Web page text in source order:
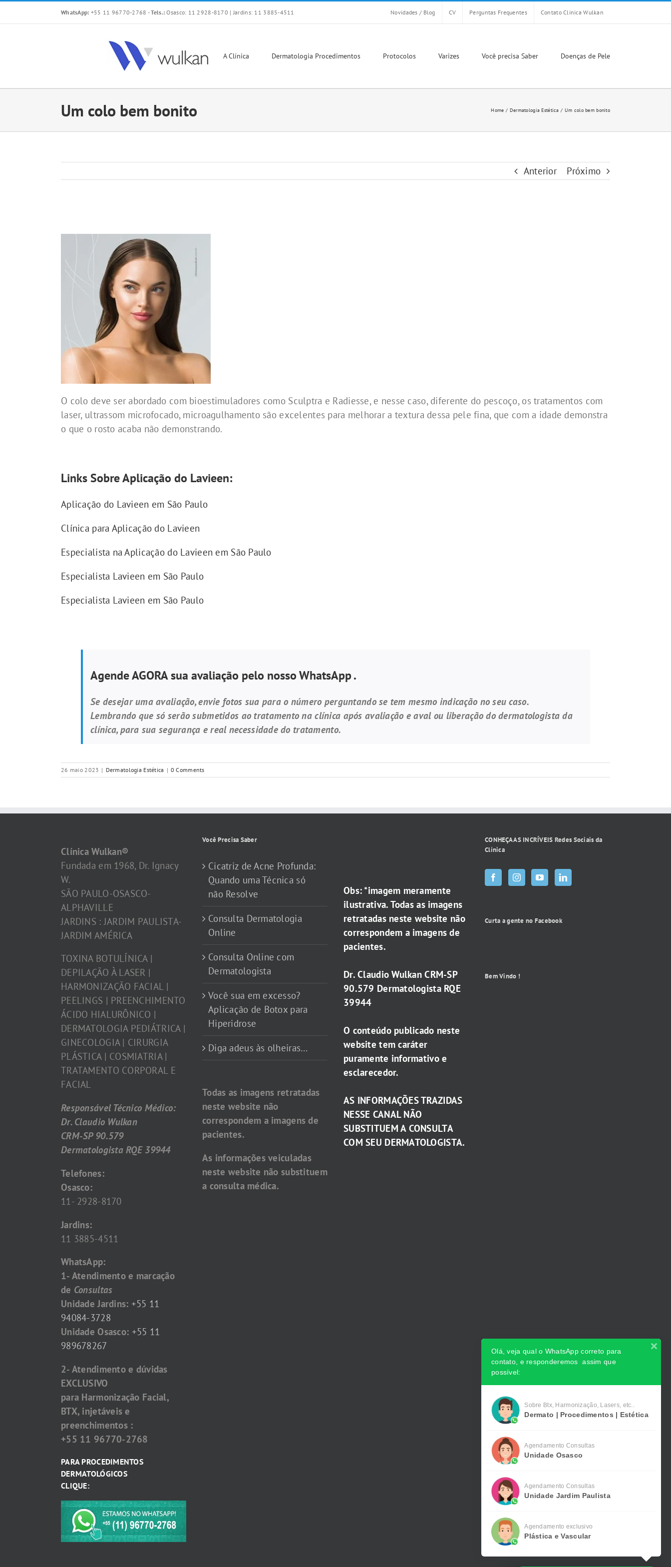
to
WhatsApp: +55 11 96770-2768 -Tels.: Osasco: 11 2928-8170 | Jardins: 11 3885-4511 Novidades / Blog CV Perguntas Frequentes Contato Clinica Wulkan
A Clínica Dermatologia Procedimentos Protocolos Varizes Você precisa Saber Doenças de Pele
Um colo bem bonito Home Dermatologia Estética Um colo bem bonito
Anterior Próximo
O colo deve ser abordado com bioestimuladores como Sculptra e Radiesse, e nesse caso, diferente do pescoço, os tratamentos com
laser, ultrassom microfocado, microagulhamento são excelentes para melhorar a textura dessa pele fina, que com a idade demonstra
o que o rosto acaba não demonstrando.
Links Sobre Aplicação do Lavieen:
Aplicação do Lavieen em São Paulo
Clínica para Aplicação do Lavieen
Especialista na Aplicação do Lavieen em São Paulo
Especialista Lavieen em São Paulo
Especialista Lavieen em São Paulo
Agende AGORA sua avaliação pelo nosso WhatsApp .
Se desejar uma avaliação, envie fotos sua para o número perguntando se tem mesmo indicação no seu caso.
Lembrando que só serão submetidos ao tratamento na clínica após avaliação e aval ou liberação do dermatologista da
clínica, para sua segurança e real necessidade do tratamento.
26 maio 2023 | Dermatologia Estética | 0 Comments
Clínica Wulkan®
Fundada em 1968, Dr. Ignacy
W.
SÃO PAULO-OSASCO-
ALPHAVILLE
JARDINS : JARDIM PAULISTA-
JARDIM AMÉRICA
TOXINA BOTULÍNICA |
DEPILAÇÃO À LASER |
HARMONIZAÇÃO FACIAL |
PEELINGS | PREENCHIMENTO
ÁCIDO HIALURÔNICO |
DERMATOLOGIA PEDIÁTRICA |
GINECOLOGIA | CIRURGIA
PLÁSTICA | COSMIATRIA |
TRATAMENTO CORPORAL E
FACIAL
Responsável Técnico Médico:
Dr. Claudio Wulkan
CRM-SP 90.579
Dermatologista RQE 39944
Telefones:
Osasco:
11- 2928-8170
Jardins:
11 3885-4511
WhatsApp:
1- Atendimento e marcação
de Consultas
Unidade Jardins: +55 11
94084-3728
Unidade Osasco: +55 11
989678267
2- Atendimento e dúvidas
EXCLUSIVO
para Harmonização Facial,
BTX, injetáveis e
preenchimentos :
+55 11 96770-2768
PARA PROCEDIMENTOS
DERMATOLÓGICOS
CLIQUE:
Você Precisa Saber
Cicatriz de Acne Profunda:
Quando uma Técnica só
não Resolve
Consulta Dermatologia
Online
Consulta Online com
Dermatologista
Você sua em excesso?
Aplicação de Botox para
Hiperidrose
Diga adeus às olheiras…
Todas as imagens retratadas
neste website não
correspondem a imagens de
pacientes.
As informações veiculadas
neste website não substituem
a consulta médica.
Obs: *imagem meramente
ilustrativa. Todas as imagens
retratadas neste website não
correspondem a imagens de
pacientes.
Dr. Claudio Wulkan CRM-SP
90.579 Dermatologista RQE
39944
O conteúdo publicado neste
website tem caráter
puramente informativo e
esclarecedor.
AS INFORMAÇÕES TRAZIDAS
NESSE CANAL NÃO
SUBSTITUEM A CONSULTA
COM SEU DERMATOLOGISTA.
CONHEÇA AS INCRÍVEIS Redes Sociais da
Clínica
Curta a gente no Facebook
Bem Vindo !
Olá, veja qual o WhatsApp correto para
contato, e responderemos assim que
possível:
Sobre Btx, Harmonização, Lasers, etc..
Dermato | Procedimentos | Estética
Agendamento Consultas
Unidade Osasco
Agendamento Consultas
Unidade Jardim Paulista
Agendamento exclusivo
Plástica e Vascular